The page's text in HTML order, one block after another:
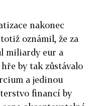
nakonec
oznámil, že za
miliardy eur a
by tak zůstávalo
a jedinou
financí by